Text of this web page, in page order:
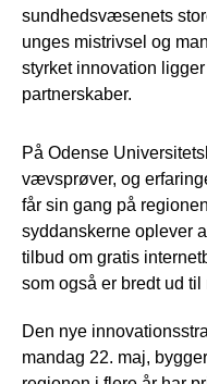
sundhedsvæsenets
unges mistrivsel og
styrket innovation
partnerskaber.
På Odense
vævsprøver, og
får sin gang på
syddanskerne oplever
tilbud om gratis
som også er bredt ud til
Den nye
mandag 22. maj,